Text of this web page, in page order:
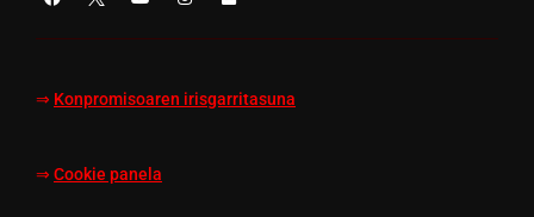
⇒ Konpromisoaren irisgarritasuna
⇒ Cookie panela